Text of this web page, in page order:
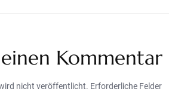
Kommentar
nicht veröffentlicht. Erforderliche Felder